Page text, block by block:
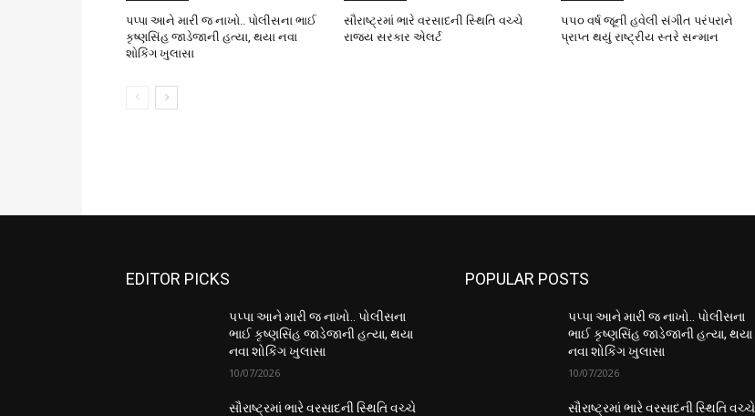
પપ્પા આને મારી જ નાખો.. પોલીસના ભાઈ
કૃષ્ણસિંહ જાડેજાની હત્યા, થયા નવા
શોકિંગ ખુલાસા
સૌરાષ્ટ્રમાં ભારે વરસાદની સ્થિતિ વચ્ચે
રાજ્ય સરકાર એલર્ટ
૫૫૦ વર્ષ જૂની હવેલી સંગીત પરંપરાને
પ્રાપ્ત થયું રાષ્ટ્રીય સ્તરે સન્માન
EDITOR PICKS
પપ્પા આને મારી જ નાખો.. પોલીસના
ભાઈ કૃષ્ણસિંહ જાડેજાની હત્યા, થયા
નવા શોકિંગ ખુલાસા
10/07/2026
સૌરાષ્ટ્રમાં ભારે વરસાદની સ્થિતિ વચ્ચે
POPULAR POSTS
પપ્પા આને મારી જ નાખો.. પોલીસના
ભાઈ કૃષ્ણસિંહ જાડેજાની હત્યા, થયા
નવા શોકિંગ ખુલાસા
10/07/2026
સૌરાષ્ટ્રમાં ભારે વરસાદની સ્થિતિ વચ્ચે